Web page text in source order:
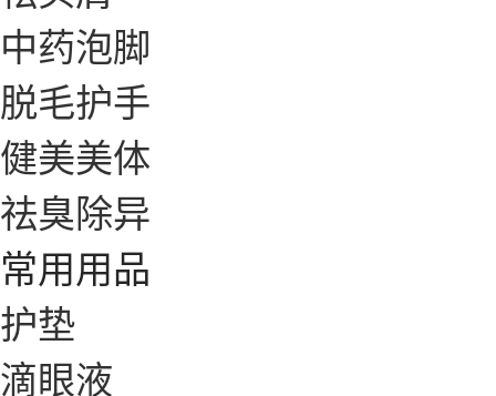
中药泡脚
脱毛护手
健美美体
祛臭除异
常用用品
护垫
滴眼液